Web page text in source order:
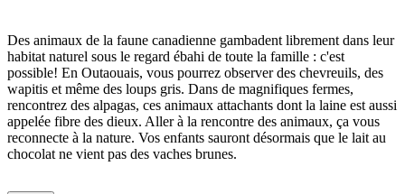
Des animaux de la faune canadienne gambadent librement dans leur
habitat naturel sous le regard ébahi de toute la famille : c'est
possible! En Outaouais, vous pourrez observer des chevreuils, des
wapitis et même des loups gris. Dans de magnifiques fermes,
rencontrez des alpagas, ces animaux attachants dont la laine est aussi
appelée fibre des dieux. Aller à la rencontre des animaux, ça vous
reconnecte à la nature. Vos enfants sauront désormais que le lait au
chocolat ne vient pas des vaches brunes.